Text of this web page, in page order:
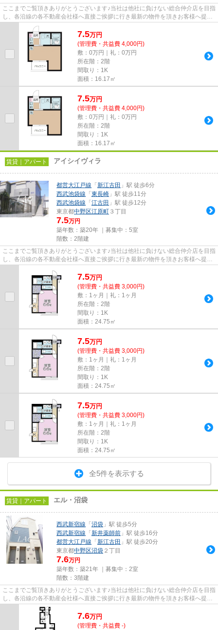
ここまでご覧頂きありがとうございます♪当社は他社に負けない総合仲介店を目指
し、各沿線の各不動産会社様へ直接ご挨拶に行き最新の物件を頂きお客様へ提供
しております！最新の情報は...
7.5万円
(管理費・共益費 4,000円)
敷：0万円｜礼：0万円
所在階：2階
間取り：1K
面積：16.17㎡
7.5万円
(管理費・共益費 4,000円)
敷：0万円｜礼：0万円
所在階：2階
間取り：1K
面積：16.17㎡
賃貸｜アパート アイシイヴィラ
都営大江戸線 「 新江古田 」駅 徒歩6分
西武池袋線 「 東長崎 」駅 徒歩11分
西武池袋線 「 江古田 」駅 徒歩12分
東京都中野区江原町 ３丁目
7.5万円
築年数：築20年 ｜募集中： 5室
階数：2階建
ここまでご覧頂きありがとうございます♪当社は他社に負けない総合仲介店を目指
し、各沿線の各不動産会社様へ直接ご挨拶に行き最新の物件を頂きお客様へ提供
7.5万円
(管理費・共益費 3,000円)
敷：1ヶ月｜礼：1ヶ月
所在階：2階
間取り：1K
面積：24.75㎡
7.5万円
(管理費・共益費 3,000円)
敷：1ヶ月｜礼：1ヶ月
所在階：2階
間取り：1K
面積：24.75㎡
7.5万円
(管理費・共益費 3,000円)
敷：1ヶ月｜礼：1ヶ月
所在階：2階
間取り：1K
面積：24.75㎡
全5件を表示する
賃貸｜アパート エル・沼袋
西武新宿線 「 沼袋 」駅 徒歩5分
西武新宿線 「 新井薬師前 」駅 徒歩16分
都営大江戸線 「 新江古田 」駅 徒歩20分
東京都中野区沼袋 ２丁目
7.6万円
築年数：築21年 ｜募集中： 2室
階数：3階建
ここまでご覧頂きありがとうございます♪当社は他社に負けない総合仲介店を目指
し、各沿線の各不動産会社様へ直接ご挨拶に行き最新の物件を頂きお客様へ提供
しております！最新の情報は...
7.6万円
(管理費・共益費 -)